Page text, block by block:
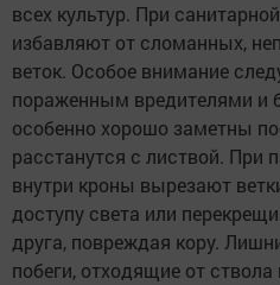
всех культур. При
избавляют от сломанных,
веток. Особое внимание
пораженным вредителями и
особенно хорошо заметны
расстанутся с листвой. При
внутри кроны вырезают
доступу света или
друга, повреждая кору.
побеги, отходящие от